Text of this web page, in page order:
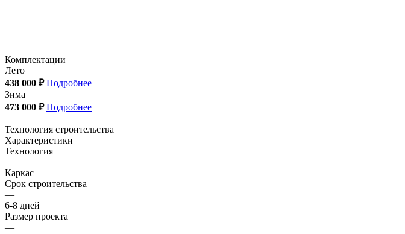
Комплектации
Лето
438 000 ₽ Подробнее
Зима
473 000 ₽ Подробнее
Технология строительства
Характеристики
Технология
—
Каркас
Срок строительства
—
6-8 дней
Размер проекта
—